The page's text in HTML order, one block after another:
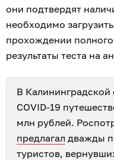
они подтвердят
необходимо
прохождении
результаты теста на
В Калининградской
COVID-19
млн рублей.
предлагал дважды
туристов,